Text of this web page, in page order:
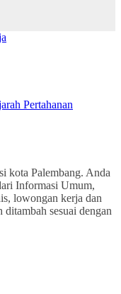
Pertahanan
kota Palembang. Anda
Informasi Umum,
lowongan kerja dan
sesuai dengan